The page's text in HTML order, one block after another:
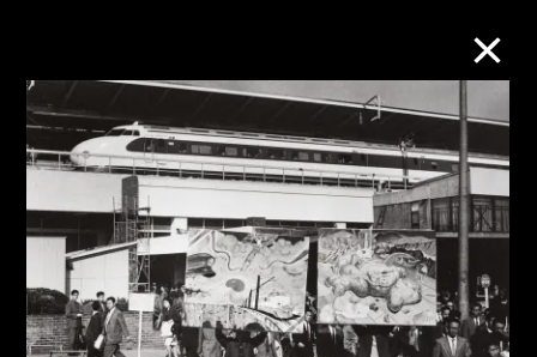
M+藏品
进一步筛选 搜索